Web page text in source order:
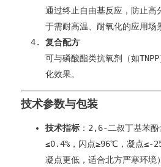
通过终止自由基反应，防止高
于需耐高温、耐氧化的应用场
复合配方
可与磷酸酯类抗氧剂（如
化效果。
技术参数与包装
技术指标 ：2,6-二叔丁基苯酚
≤0.4%，闪点≥96℃，凝点≤-
凝点更低，适合北方严寒环境